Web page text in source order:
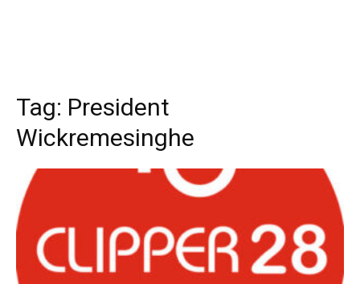
Tag: President
Wickremesinghe